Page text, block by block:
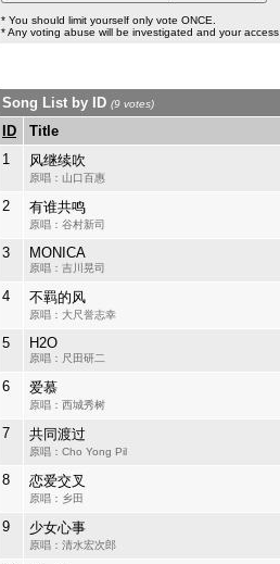
* You should limit yourself only vote ONCE.
* Any voting abuse will be investigated and your
Song List by ID (9 votes)
ID
Title
1
风继续吹
原唱：山口百惠
2 有谁共鸣
原唱：谷村新司
3 MONICA
原唱：吉川晃司
4 不羁的风
原唱：大尺誉志幸
5 H2O
原唱：尺田研二
6 爱慕
原唱：西城秀树
7 共同渡过
原唱：Cho Yong Pil
8 恋爱交叉
原唱：乡田
9 少女心事
原唱：清水宏次郎